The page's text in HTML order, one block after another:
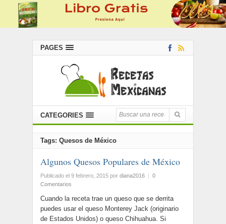
PAGES
CATEGORIES
Tags: Quesos de México
Algunos Quesos Populares de México
Publicado el 9 febrero, 2015 por diana2016 | 0
Comentarios
Cuando la receta trae un queso que se derrita
puedes usar el queso Monterey Jack (originario
de Estados Unidos) o queso Chihuahua. Si